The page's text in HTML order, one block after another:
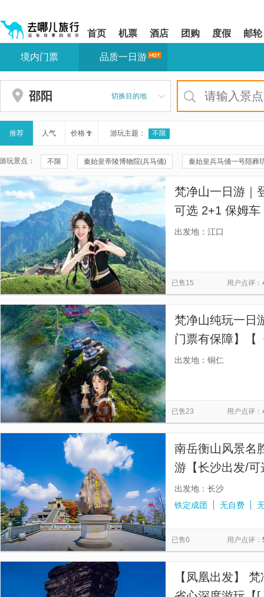
shift+enter
网
导
盲
导
模
式
您
站
区,
本
有
6
个
模
块,
下
Tab
键
浏
览
信
息
首页 机票 酒店 团购 度假 邮轮
您
站
区
境内门票 品质一日游
邵阳 切换目的地
推荐 人气 价格 游玩主题： 不限
游玩景点： 不限 秦始皇帝陵博物院(兵马俑) 秦始皇兵马俑一号陪葬
秦兵马俑三号坑遗址 华清宫
秦兵马俑二号坑遗址大厅 兴坪古镇 遇龙河景区
珠海大剧院 周庄 云水谣景区
福建土楼(南靖)云水谣景区-怀远楼
情侣路 西安事变旧址五间厅
秦始皇帝陵博物院-丽山园 星光大道 圆
佛山市祖庙博物馆 金紫荆广场
梵净山一日游｜
可选 2+1 保姆
付，多地集合，
出发地：江口
已售15 用户点评：
梵净山纯玩一日
门票有保障】【
级旅游景区 中
出发地：铜仁
已售23 用户点评：
南岳衡山风景名
游【长沙出发/
丝带/赠矿泉水】
出发地：长沙
铁定成团
无自费
已售0 用户点评：
【凤凰出发】